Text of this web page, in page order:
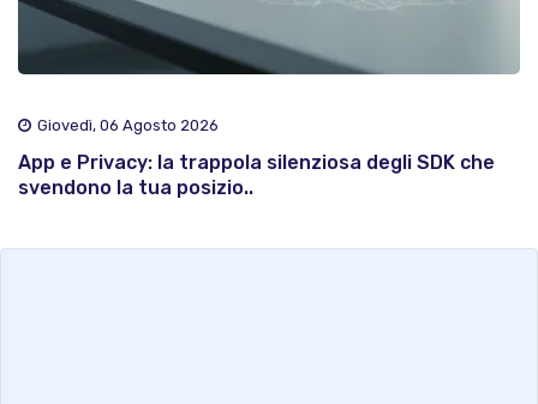
Giovedì, 06 Agosto 2026
App e Privacy: la trappola silenziosa degli SDK che
svendono la tua posizio..